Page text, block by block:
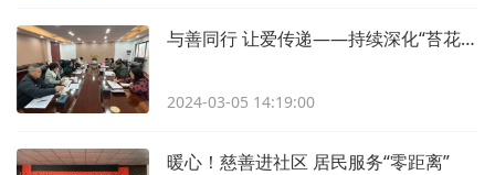
与善同行 让爱传递——持续深化“苔花向阳”妇儿慈善品牌
2024-03-05 14:19:00
暖心！慈善进社区 居民服务“零距离”